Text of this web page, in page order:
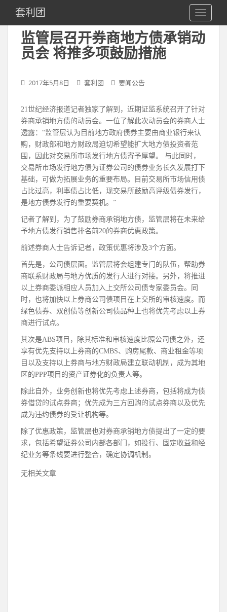
i
套利团
监管层召开券商地方债承销动
员会 将推多项鼓励措施
2017年5月8日 套利团 要闻公告
21世纪经济报道记者独家了解到，近期证监系统召开了针对
券商承销地方债的动员会。一位了解此次动员会的券商人士
透露：“监管层认为目前地方政府债券主要由商业银行来认
购，财政部和地方财政局迫切希望能扩大地方债投资者范
围，因此对交易所市场发行地方债寄予厚望。 与此同时，
交易所市场发行地方债为证券公司的债券业务长久发展打下
基础，可做为拓展业务的重要布局。目前交易所市场信用债
占比过高，利率债占比低，现交易所鼓励高评级债券发行，
是地方债券发行的重要契机。”
记者了解到，为了鼓励券商承销地方债，监管层将在未来给
予地方债发行销售排名前20的券商优惠政策。
前述券商人士告诉记者，政策优惠将涉及3个方面。
首先是，公司债层面。监管层将会组建专门的队伍，帮助券
商联系财政局与地方优质的发行人进行对接。另外，将推进
以上券商委派相应人员加入上交所公司债专家委员会。同
时，也将加快以上券商公司债项目在上交所的审核速度。而
绿色债券、双创债等创新公司债品种上也将优先考虑以上券
商进行试点。
其次是ABS项目，除其标准和审核速度比照公司债之外，还
享有优先支持以上券商的CMBS、购房尾款、商业租金等项
目以及支持以上券商与地方财政局建立联动机制，成为其地
区的PPP项目的资产证券化的负责人等。
除此自外，业务创新也将优先考虑上述券商，包括将成为债
券借贷的试点券商；优先成为三方回购的试点券商以及优先
成为违约债券的受让机构等。
除了优惠政策，监管层也对券商承销地方债提出了一定的要
求，包括希望证券公司内部各部门，如投行、固定收益和经
纪业务等条线要进行整合，确定协调机制。
无相关文章